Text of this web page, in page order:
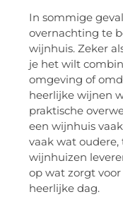
In sommige
overnachting te
wijnhuis. Zeker
je het wilt
omgeving of
heerlijke wijnen
praktische
een wijnhuis
vaak wat
wijnhuizen
op wat zorgt
heerlijke dag.